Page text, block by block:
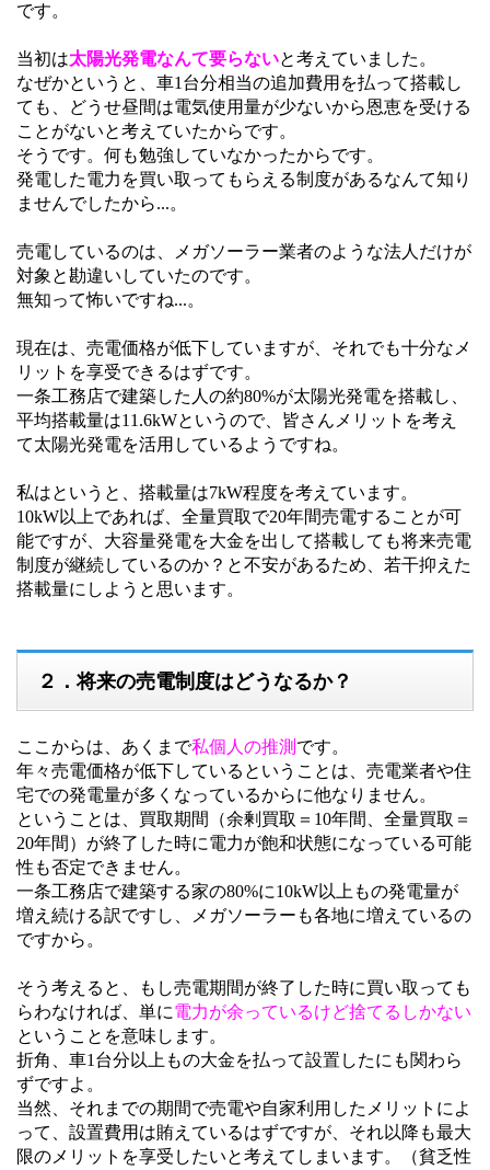
です。
当初は太陽光発電なんて要らないと考えていました。
なぜかというと、車1台分相当の追加費用を払って搭載し
ても、どうせ昼間は電気使用量が少ないから恩恵を受ける
ことがないと考えていたからです。
そうです。何も勉強していなかったからです。
発電した電力を買い取ってもらえる制度があるなんて知り
ませんでしたから...。
売電しているのは、メガソーラー業者のような法人だけが
対象と勘違いしていたのです。
無知って怖いですね...。
現在は、売電価格が低下していますが、それでも十分なメ
リットを享受できるはずです。
一条工務店で建築した人の約80%が太陽光発電を搭載し、
平均搭載量は11.6kWというので、皆さんメリットを考え
て太陽光発電を活用しているようですね。
私はというと、搭載量は7kW程度を考えています。
10kW以上であれば、全量買取で20年間売電することが可
能ですが、大容量発電を大金を出して搭載しても将来売電
制度が継続しているのか？と不安があるため、若干抑えた
搭載量にしようと思います。
２．将来の売電制度はどうなるか？
ここからは、あくまで私個人の推測 です。
年々売電価格が低下しているということは、売電業者や住
宅での発電量が多くなっているからに他なりません。
ということは、買取期間（余剰買取＝10年間、全量買取＝
20年間）が終了した時に電力が飽和状態になっている可能
性も否定できません。
一条工務店で建築する家の80%に10kW以上もの発電量が
増え続ける訳ですし、メガソーラーも各地に増えているの
ですから。
そう考えると、もし売電期間が終了した時に買い取っても
らわなければ、単に電力が余っているけど捨てるしかない
ということを意味します。
折角、車1台分以上もの大金を払って設置したにも関わら
ずですよ。
当然、それまでの期間で売電や自家利用したメリットによ
って、設置費用は賄えているはずですが、それ以降も最大
限のメリットを享受したいと考えてしまいます。（貧乏性